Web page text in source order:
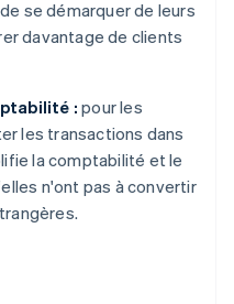
se démarquer de leurs
davantage de clients
:pour les
les transactions dans
la comptabilité et le
n'ont pas à convertir